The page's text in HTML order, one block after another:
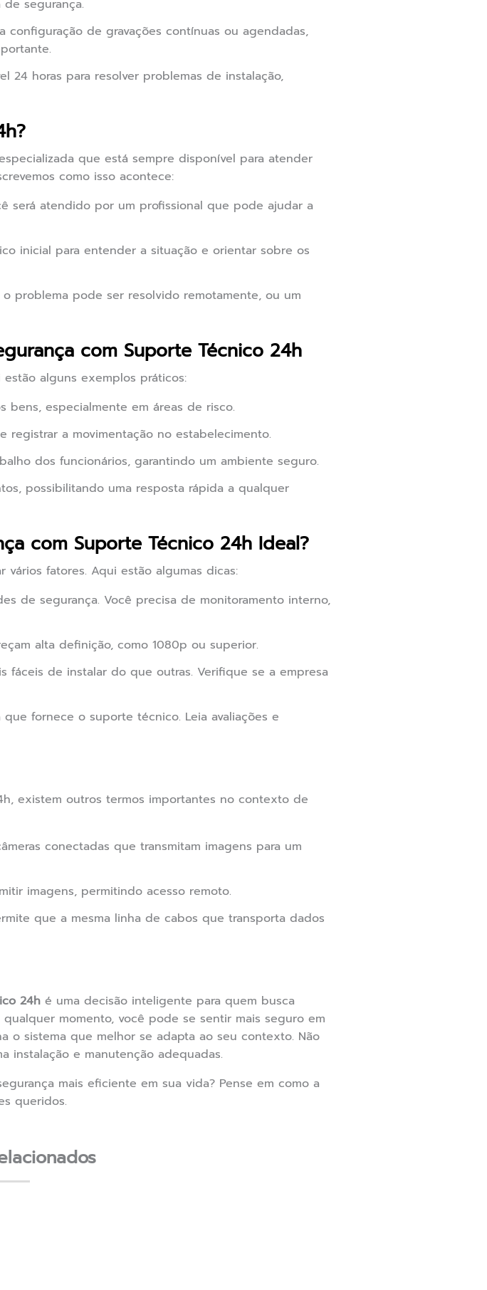
segurança.
de gravações contínuas ou agendadas,
24 horas para resolver problemas de instalação,
que está sempre disponível para atender
como isso acontece:
será atendido por um profissional que pode ajudar a
inicial para entender a situação e orientar sobre os
problema pode ser resolvido remotamente, ou um
com Suporte Técnico 24h
estão alguns exemplos práticos:
bens, especialmente em áreas de risco.
registrar a movimentação no estabelecimento.
dos funcionários, garantindo um ambiente seguro.
possibilitando uma resposta rápida a qualquer
com Suporte Técnico 24h Ideal?
vários fatores. Aqui estão algumas dicas:
de segurança. Você precisa de monitoramento interno,
alta definição, como 1080p ou superior.
fáceis de instalar do que outras. Verifique se a empresa
fornece o suporte técnico. Leia avaliações e
existem outros termos importantes no contexto de
conectadas que transmitam imagens para um
imagens, permitindo acesso remoto.
que a mesma linha de cabos que transporta dados
24h é uma decisão inteligente para quem busca
momento, você pode se sentir mais seguro em
o sistema que melhor se adapta ao seu contexto. Não
instalação e manutenção adequadas.
mais eficiente em sua vida? Pense em como a
queridos.